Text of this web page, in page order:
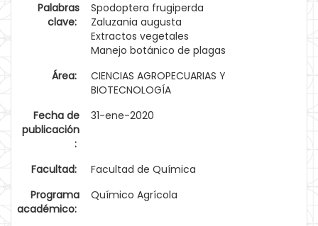
Palabras
clave:
Spodoptera frugiperda
Zaluzania augusta
Extractos vegetales
Manejo botánico de plagas
Área:
CIENCIAS AGROPECUARIAS Y
BIOTECNOLOGÍA
Fecha de
publicación
:
31-ene-2020
Facultad:
Facultad de Química
Programa
académico:
Químico Agrícola